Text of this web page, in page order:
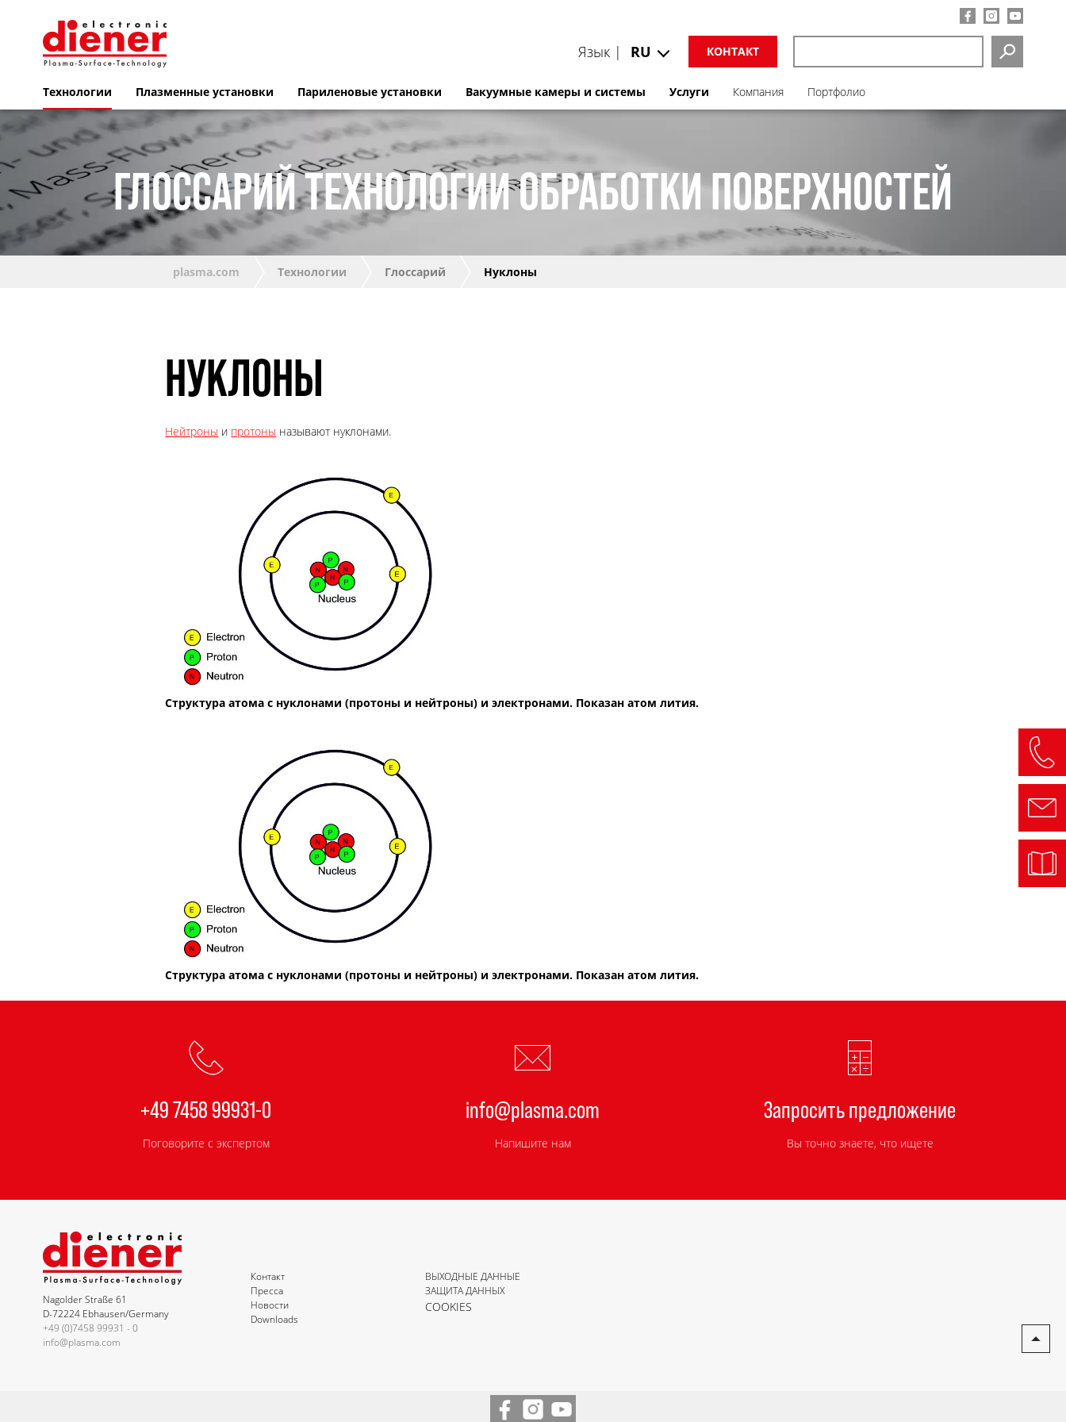
SEARCH
КОНТАКТ
Язык | RU
Технологии Плазменные установки Париленовые установки Вакуумные камеры и системы Услуги Компания Портфолио
ГЛОССАРИЙ ТЕХНОЛОГИИ ОБРАБОТКИ ПОВЕРХНОСТЕЙ
plasma.com Технологии Глоссарий Нуклоны
НУКЛОНЫ
Нейтроны и протоны называют нуклонами.
Структура атома с нуклонами (протоны и нейтроны) и электронами. Показан атом лития.
Структура атома с нуклонами (протоны и нейтроны) и электронами. Показан атом лития.
+49 7458 99931-0
Поговорите с экспертом
info@plasma.com
Напишите нам
Запросить предложение
Вы точно знаете, что ищете
Nagolder Straße 61
D-72224 Ebhausen/Germany
+49 (0)7458 99931 - 0
info@plasma.com
Контакт
Пресса
Новости
Downloads
ВЫХОДНЫЕ ДАННЫЕ
ЗАЩИТА ДАННЫХ
COOKIES